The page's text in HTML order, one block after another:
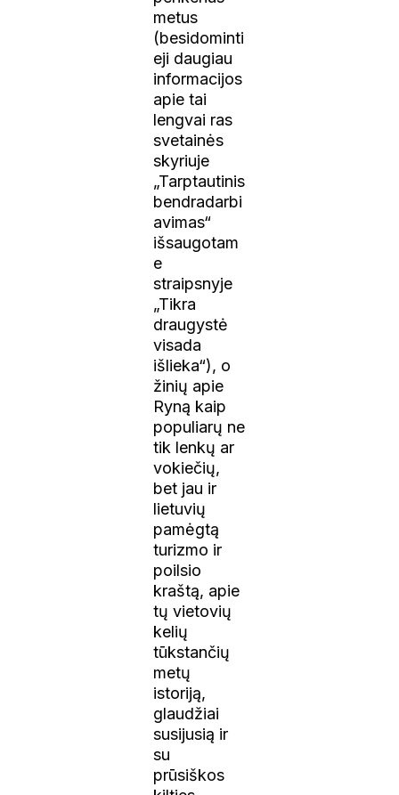
metus
(besidominti
eji daugiau
informacijos
apie tai
lengvai ras
svetainės
skyriuje
„Tarptautinis
bendradarbi
avimas“
išsaugotam
e
straipsnyje
„Tikra
draugystė
visada
išlieka“), o
žinių apie
Ryną kaip
populiarų ne
tik lenkų ar
vokiečių,
bet jau ir
lietuvių
pamėgtą
turizmo ir
poilsio
kraštą, apie
tų vietovių
kelių
tūkstančių
metų
istoriją,
glaudžiai
susijusią ir
su
prūsiškos